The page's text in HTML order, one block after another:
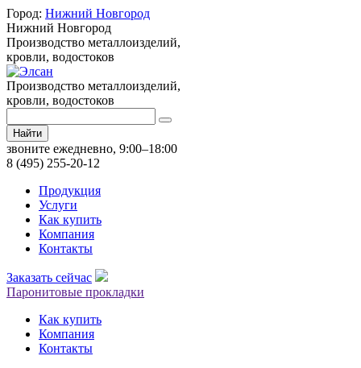
Город: Нижний Новгород
Нижний Новгород
Производство металлоизделий,
кровли, водостоков
Производство металлоизделий,
кровли, водостоков
Найти
звоните ежедневно, 9:00–18:00
8 (495) 255-20-12
Продукция
Услуги
Как купить
Компания
Контакты
Заказать сейчас
Паронитовые прокладки
Как купить
Компания
Контакты